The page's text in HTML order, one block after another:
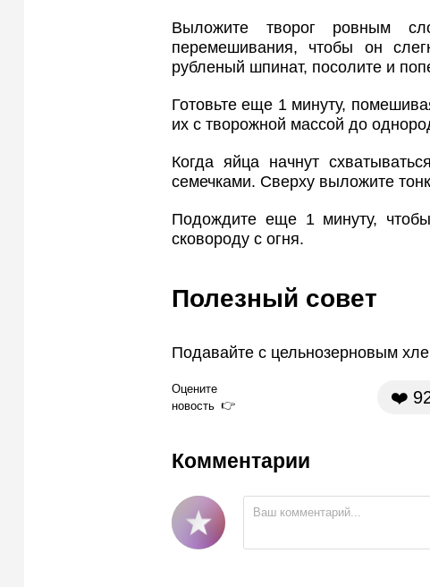
Выложите творог ровным
перемешивания, чтобы он
рубленый шпинат, посолите и
Готовьте еще 1 минуту,
их с творожной массой до
Когда яйца начнут
семечками. Сверху выложите
Подождите еще 1 минуту,
сковороду с огня.
Полезный совет
Подавайте с цельнозерновым
Оцените
новость
❤️
Комментарии